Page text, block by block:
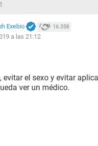
Exebio 16.358
a las 21:12
evitar el sexo y evitar
ver un médico.